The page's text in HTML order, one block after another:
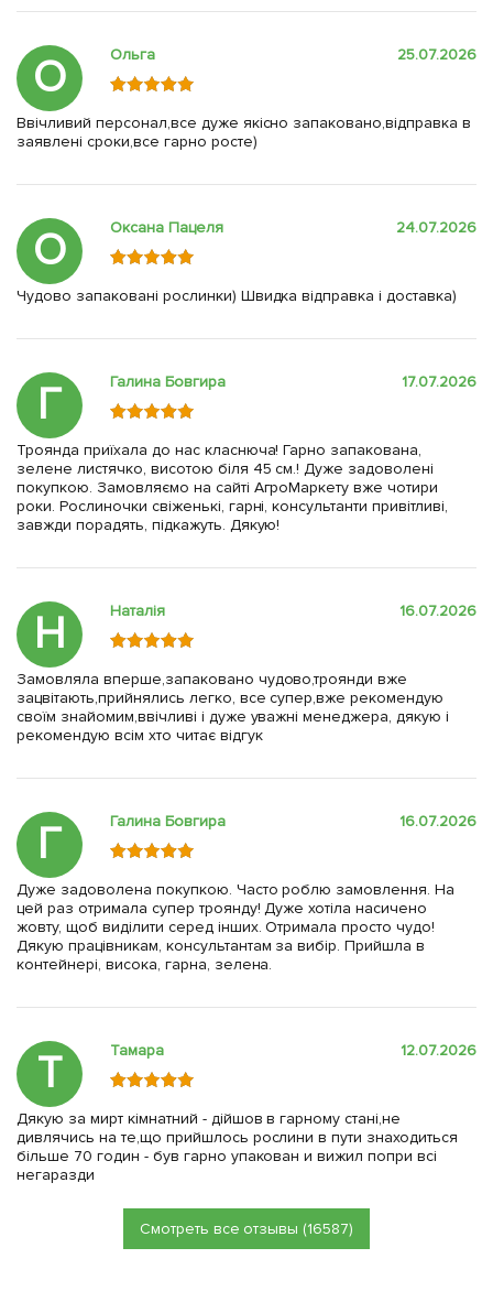
О Ольга 25.07.2026
Ввічливий персонал,все дуже якісно запаковано,відправка в
заявлені сроки,все гарно росте)
О Оксана Пацеля 24.07.2026
Чудово запаковані рослинки) Швидка відправка і доставка)
Г Галина Бовгира 17.07.2026
Троянда приїхала до нас класнюча! Гарно запакована,
зелене листячко, висотою біля 45 см.! Дуже задоволені
покупкою. Замовляємо на сайті АгроМаркету вже чотири
роки. Рослиночки свіженькі, гарні, консультанти привітливі,
завжди порадять, підкажуть. Дякую!
Н Наталія 16.07.2026
Замовляла вперше,запаковано чудово,троянди вже
зацвітають,прийнялись легко, все супер,вже рекомендую
своїм знайомим,ввічливі і дуже уважні менеджера, дякую і
рекомендую всім хто читає відгук
Г Галина Бовгира 16.07.2026
Дуже задоволена покупкою. Часто роблю замовлення. На
цей раз отримала супер троянду! Дуже хотіла насичено
жовту, щоб виділити серед інших. Отримала просто чудо!
Дякую працівникам, консультантам за вибір. Прийшла в
контейнері, висока, гарна, зелена.
Т Тамара 12.07.2026
Дякую за мирт кімнатний - дійшов в гарному стані,не
дивлячись на те,що прийшлось рослини в пути знаходиться
більше 70 годин - був гарно упакован и вижил попри всі
негаразди
Смотреть все отзывы (16587)